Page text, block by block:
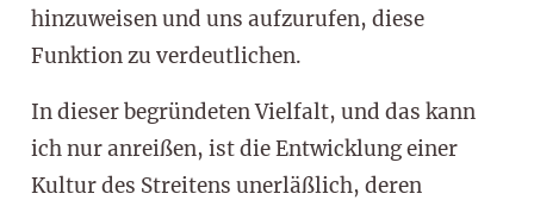
hinzuweisen und uns aufzurufen, diese
Funktion zu verdeutlichen.
In dieser begründeten Vielfalt, und das kann
ich nur anreißen, ist die Entwicklung einer
Kultur des Streitens unerläßlich, deren